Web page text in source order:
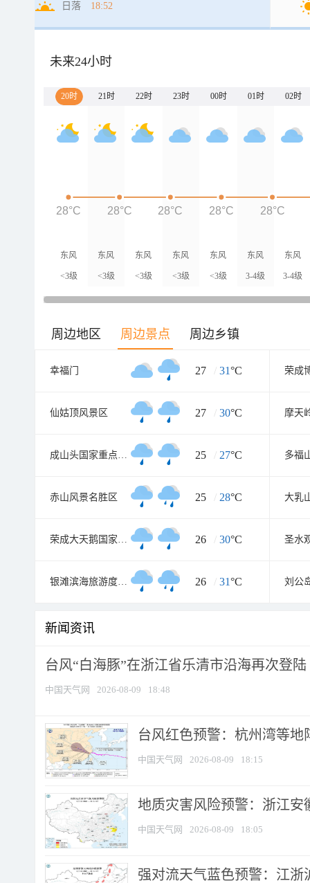
日落 18:52
未来24小时
20时 21时 22时 23时 00时 01时 02时
东风
<3级
东风
<3级
东风
<3级
东风
<3级
东风
<3级
东风
3-4级
东风
3-4级
28°C 28°C 28°C 28°C 28°C
周边地区 周边景点 周边乡镇
幸福门 27 / 31°C 荣成
仙姑顶风景区 27 / 30°C
成山头国家重点风景名胜区 25 / 27°C
赤山风景名胜区 25 / 28°C
荣成大天鹅国家级自然保护区 26 / 30°C 圣水
银滩滨海旅游度假区 26 / 31°C 刘公
新闻资讯
台风“白海豚”在浙江省乐清市沿海再次登陆
中国天气网 2026-08-09 18:48
台风红色预警：杭州湾等地
中国天气网 2026-08-09 18:15
地质灾害风险预警：浙江安
中国天气网 2026-08-09 18:05
强对流天气蓝色预警：江浙